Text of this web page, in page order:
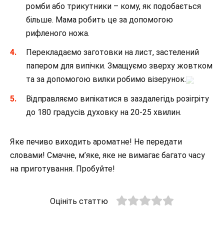
ромби або трикутники – кому, як подобається
більше. Мама робить це за допомогою
рифленого ножа.
Перекладаємо заготовки на лист, застелений
папером для випічки. Змащуємо зверху жовтком
та за допомогою вилки робимо візерунок.
Відправляємо випікатися в заздалегідь розігріту
до 180 градусів духовку на 20-25 хвилин.
Яке печиво виходить ароматне! Не передати
словами! Смачне, м’яке, яке не вимагає багато часу
на приготування. Пробуйте!
Оцініть статтю